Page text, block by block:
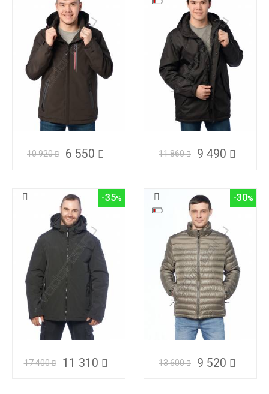
10 920 6 550 11 860 9 490
-35
17 400 11 310
-30
13 600 9 520